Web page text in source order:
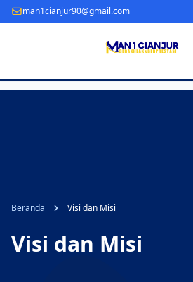
man1cianjur90@gmail.com
Beranda Visi dan Misi
Visi dan Misi